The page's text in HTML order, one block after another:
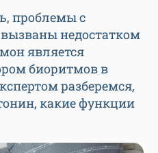
проблемы с
недостатком
является
биоритмов в
разберемся,
какие функции